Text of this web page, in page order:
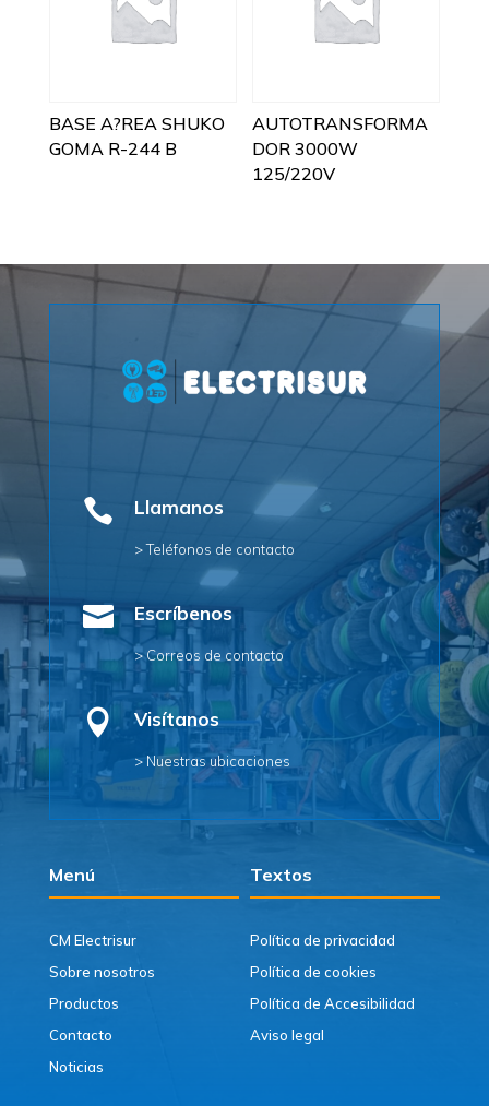
BASE A?REA SHUKO
GOMA R-244 B
AUTOTRANSFORMA
DOR 3000W
125/220V
 Llamanos
> Teléfonos de contacto
 Escríbenos
> Correos de contacto
 Visítanos
> Nuestras ubicaciones
Menú Textos
CM Electrisur
Sobre nosotros
Productos
Contacto
Noticias
Política de privacidad
Política de cookies
Política de Accesibilidad
Aviso legal